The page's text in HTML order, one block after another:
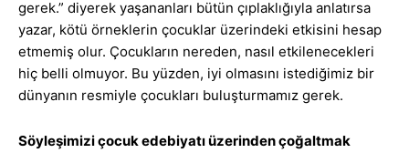
gerek.” diyerek yaşananları bütün çıplaklığıyla anlatırsa
yazar, kötü örneklerin çocuklar üzerindeki etkisini hesap
etmemiş olur. Çocukların nereden, nasıl etkilenecekleri
hiç belli olmuyor. Bu yüzden, iyi olmasını istediğimiz bir
dünyanın resmiyle çocukları buluşturmamız gerek.
Söyleşimizi çocuk edebiyatı üzerinden çoğaltmak